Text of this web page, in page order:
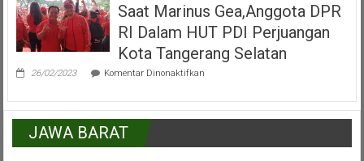
Kecamatan
Pamulang
Peran
Lapisan
Masyarakat
Saat Marinus Gea,Anggota DPR
RI Dalam HUT PDI Perjuangan
Kota Tangerang Selatan
26/02/2023 Komentar Dinonaktifkanpada
Gea,Anggota
DPR
Dalam
JAWA BARAT